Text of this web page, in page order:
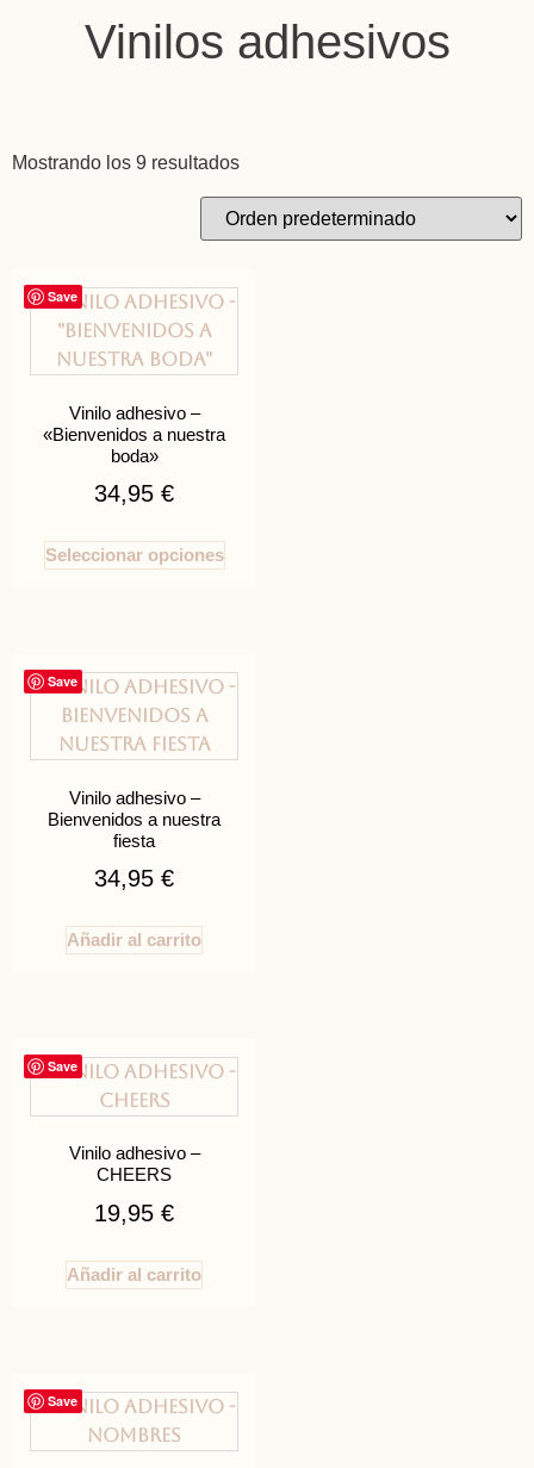
Vinilos adhesivos
Mostrando los 9 resultados
Save
Vinilo adhesivo –
«Bienvenidos a nuestra
boda»
34,95€
Seleccionar opciones
Save
Vinilo adhesivo –
Bienvenidos a nuestra
fiesta
34,95€
Añadir al carrito
Save
Vinilo adhesivo –
CHEERS
19,95€
Añadir al carrito
Save